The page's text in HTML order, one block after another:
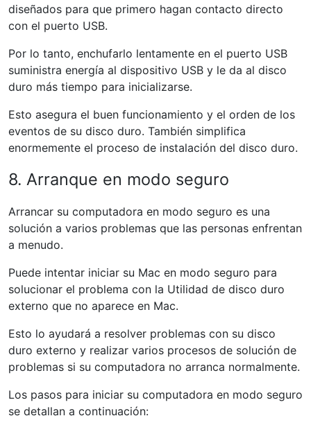
diseñados para que primero hagan contacto directo
con el puerto USB.
Por lo tanto, enchufarlo lentamente en el puerto USB
suministra energía al dispositivo USB y le da al disco
duro más tiempo para inicializarse.
Esto asegura el buen funcionamiento y el orden de los
eventos de su disco duro. También simplifica
enormemente el proceso de instalación del disco duro.
8. Arranque en modo seguro
Arrancar su computadora en modo seguro es una
solución a varios problemas que las personas enfrentan
a menudo.
Puede intentar iniciar su Mac en modo seguro para
solucionar el problema con la Utilidad de disco duro
externo que no aparece en Mac.
Esto lo ayudará a resolver problemas con su disco
duro externo y realizar varios procesos de solución de
problemas si su computadora no arranca normalmente.
Los pasos para iniciar su computadora en modo seguro
se detallan a continuación: